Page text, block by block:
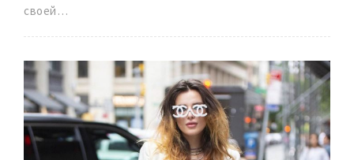
своей…